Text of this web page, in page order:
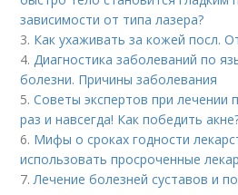
зависимости от типа лазера?
3. Как ухаживать за кожей посл.
4.Диагностика заболеваний по
болезни. Причины заболевания
5.Советы экспертов при лечении
раз и навсегда! Как победить
6. Мифы о сроках годности
использовать просроченные
7.Лечение болезней суставов и